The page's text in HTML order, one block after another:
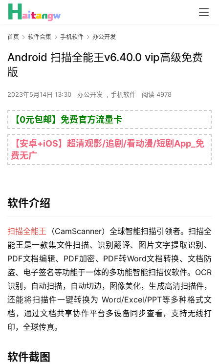
首页 软件合集 手机软件 办公开发
Android 扫描全能王v6.40.0 vip高级免费
版
2023年5月14日 13:30 办公开发 , 手机软件 阅读 4978
【0元包邮】免费官方流量卡
【安卓+iOS】超清观影/追剧/看动漫/短剧App_免
费无广
软件介绍
扫描全能王 （CamScanner）全球智能扫描引领者。扫描全
能王是一款集文件扫描、识别翻译、图片文字提取识别、
PDF文档编辑、PDF加密、PDF转Word文档转换、文档防
盗、电子签名等功能于一体的多功能智能扫描仪软件。OCR
识别，自动扫描，自动切边，图像美化，生成高清扫描件，
还能将扫描件一键转换为 Word/Excel/PPT等多种格式文
档，通过文档共享协作平台多设备同步查看，支持无线打
印，全球传真。
软件截图